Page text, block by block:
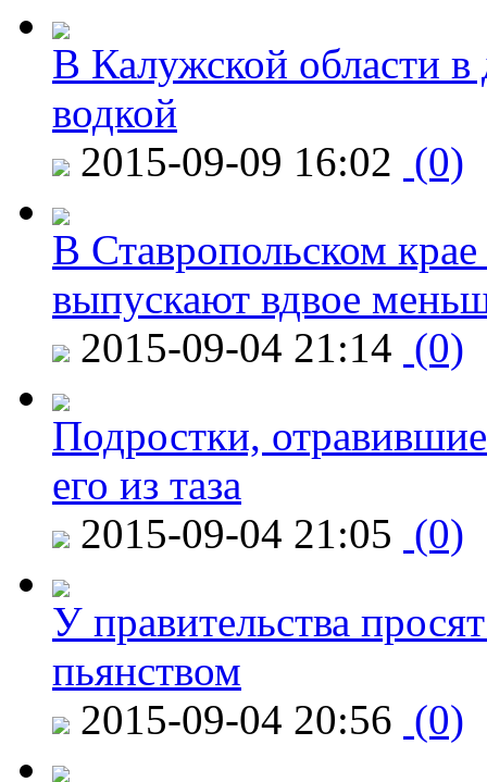
В Калужской области в
водкой
2015-09-09 16:02 (0)
В Ставропольском
выпускают вдвое
2015-09-04 21:14 (0)
Подростки,
его из таза
2015-09-04 21:05 (0)
У правительства
пьянством
2015-09-04 20:56 (0)